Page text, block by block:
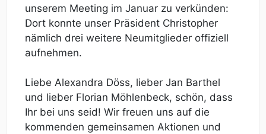
unserem Meeting im Januar zu verkünden:
Dort konnte unser Präsident Christopher
nämlich drei weitere Neumitglieder offiziell
aufnehmen.
Liebe Alexandra Döss, lieber Jan Barthel
und lieber Florian Möhlenbeck, schön, dass
Ihr bei uns seid! Wir freuen uns auf die
kommenden gemeinsamen Aktionen und